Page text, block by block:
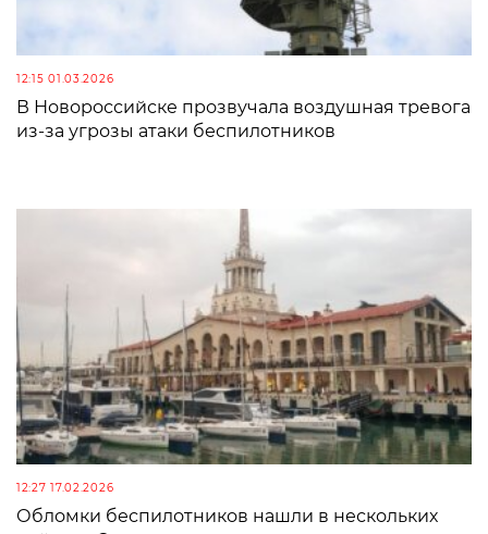
12:15 01.03.2026
В Новороссийске прозвучала воздушная тревога
из-за угрозы атаки беспилотников
12:27 17.02.2026
Обломки беспилотников нашли в нескольких